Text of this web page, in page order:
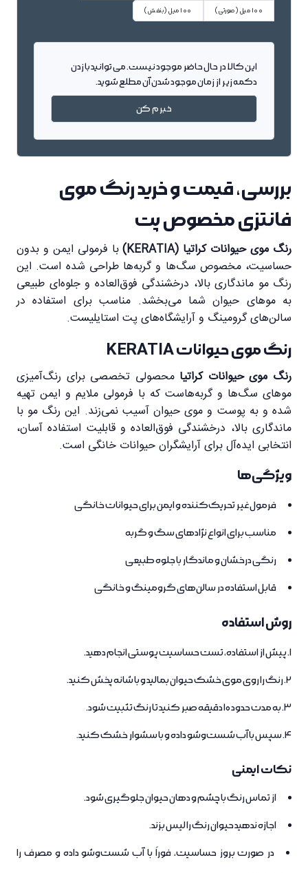
100 میل (صورتی) 100 میل (بنفش)
این کالا در حال حاضر موجود نیست. می توانید با زدن
دکمه زیر از زمان موجود شدن آن مطلع شوید.
خبرم کن
بررسی، قیمت و خرید رنگ موی
فانتزی مخصوص پت
رنگ موی حیوانات کراتیا (KERATIA)
با فرمولی ایمن و بدون
حساسیت، مخصوص سگ‌ها و گربه‌ها طراحی شده است. این
رنگ مو ماندگاری بالا، درخشندگی فوق‌العاده و جلوه‌ای طبیعی
به موهای حیوان شما می‌بخشد. مناسب برای استفاده در
سالن‌های گرومینگ و آرایشگاه‌های پت استایلیست.
رنگ موی حیوانات KERATIA
رنگ موی حیوانات کراتیا محصولی تخصصی برای رنگ‌آمیزی
موهای سگ‌ها و گربه‌هاست که با فرمولی ملایم و ایمن تهیه
شده و به پوست و موی حیوان آسیب نمی‌زند. این رنگ مو با
ماندگاری بالا، درخشندگی فوق‌العاده و قابلیت استفاده آسان،
انتخابی ایده‌آل برای آرایشگران حیوانات خانگی است.
ویژگی‌ها
فرمول غیر تحریک‌کننده و ایمن برای حیوانات خانگی
مناسب برای انواع نژادهای سگ و گربه
رنگی درخشان و ماندگار با جلوه طبیعی
قابل استفاده در سالن‌های گرومینگ و خانگی
روش استفاده
پیش از استفاده، تست حساسیت پوستی انجام دهید.
رنگ را روی موی خشک حیوان بمالید و با شانه پخش کنید.
به مدت حدود 10 دقیقه صبر کنید تا رنگ تثبیت شود.
سپس با آب شست‌وشو داده و با سشوار خشک کنید.
نکات ایمنی
از تماس رنگ با چشم و دهان حیوان جلوگیری شود.
اجازه ندهید حیوان رنگ را لیس بزند.
در صورت بروز حساسیت، فوراً با آب شست‌وشو داده و مصرف را